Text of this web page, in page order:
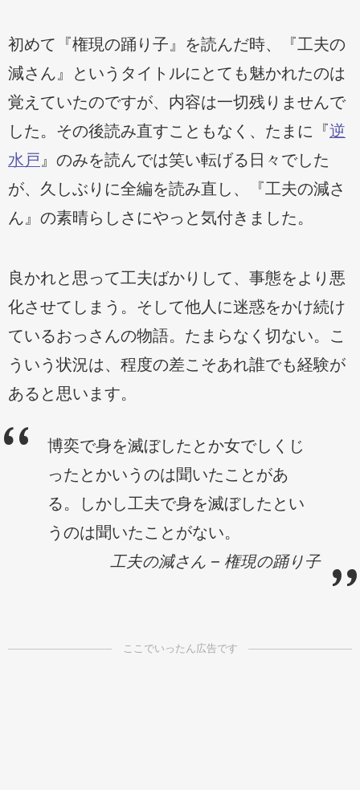
初めて『権現の踊り子』を読んだ時、『工夫の
減さん』というタイトルにとても魅かれたのは
覚えていたのですが、内容は一切残りませんで
した。その後読み直すこともなく、たまに『逆
水戸 』のみを読んでは笑い転げる日々でした
が、久しぶりに全編を読み直し、『工夫の減さ
ん』の素晴らしさにやっと気付きました。
良かれと思って工夫ばかりして、事態をより悪
化させてしまう。そして他人に迷惑をかけ続け
ているおっさんの物語。たまらなく切ない。こ
ういう状況は、程度の差こそあれ誰でも経験が
あると思います。
博奕で身を滅ぼしたとか女でしくじ
ったとかいうのは聞いたことがあ
る。しかし工夫で身を滅ぼしたとい
うのは聞いたことがない。
工夫の減さん – 権現の踊り子